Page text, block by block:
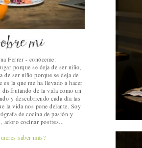
Ferrer - conóceme:
porque se deja de ser niño,
de ser niño porque se deja de
es la que me ha llevado a hacer
disfrutando de la vida como un
y descubriendo cada día las
la vida nos pone delante. Soy
de cocina de pasión y
adoro cocinar postres...
saber más?